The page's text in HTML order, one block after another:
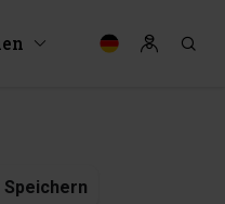
Speichern